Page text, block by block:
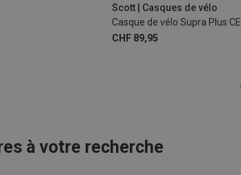
Scott | Casques de vélo
Casque de vélo Supra Plus CE
CHF 89,95
à votre recherche